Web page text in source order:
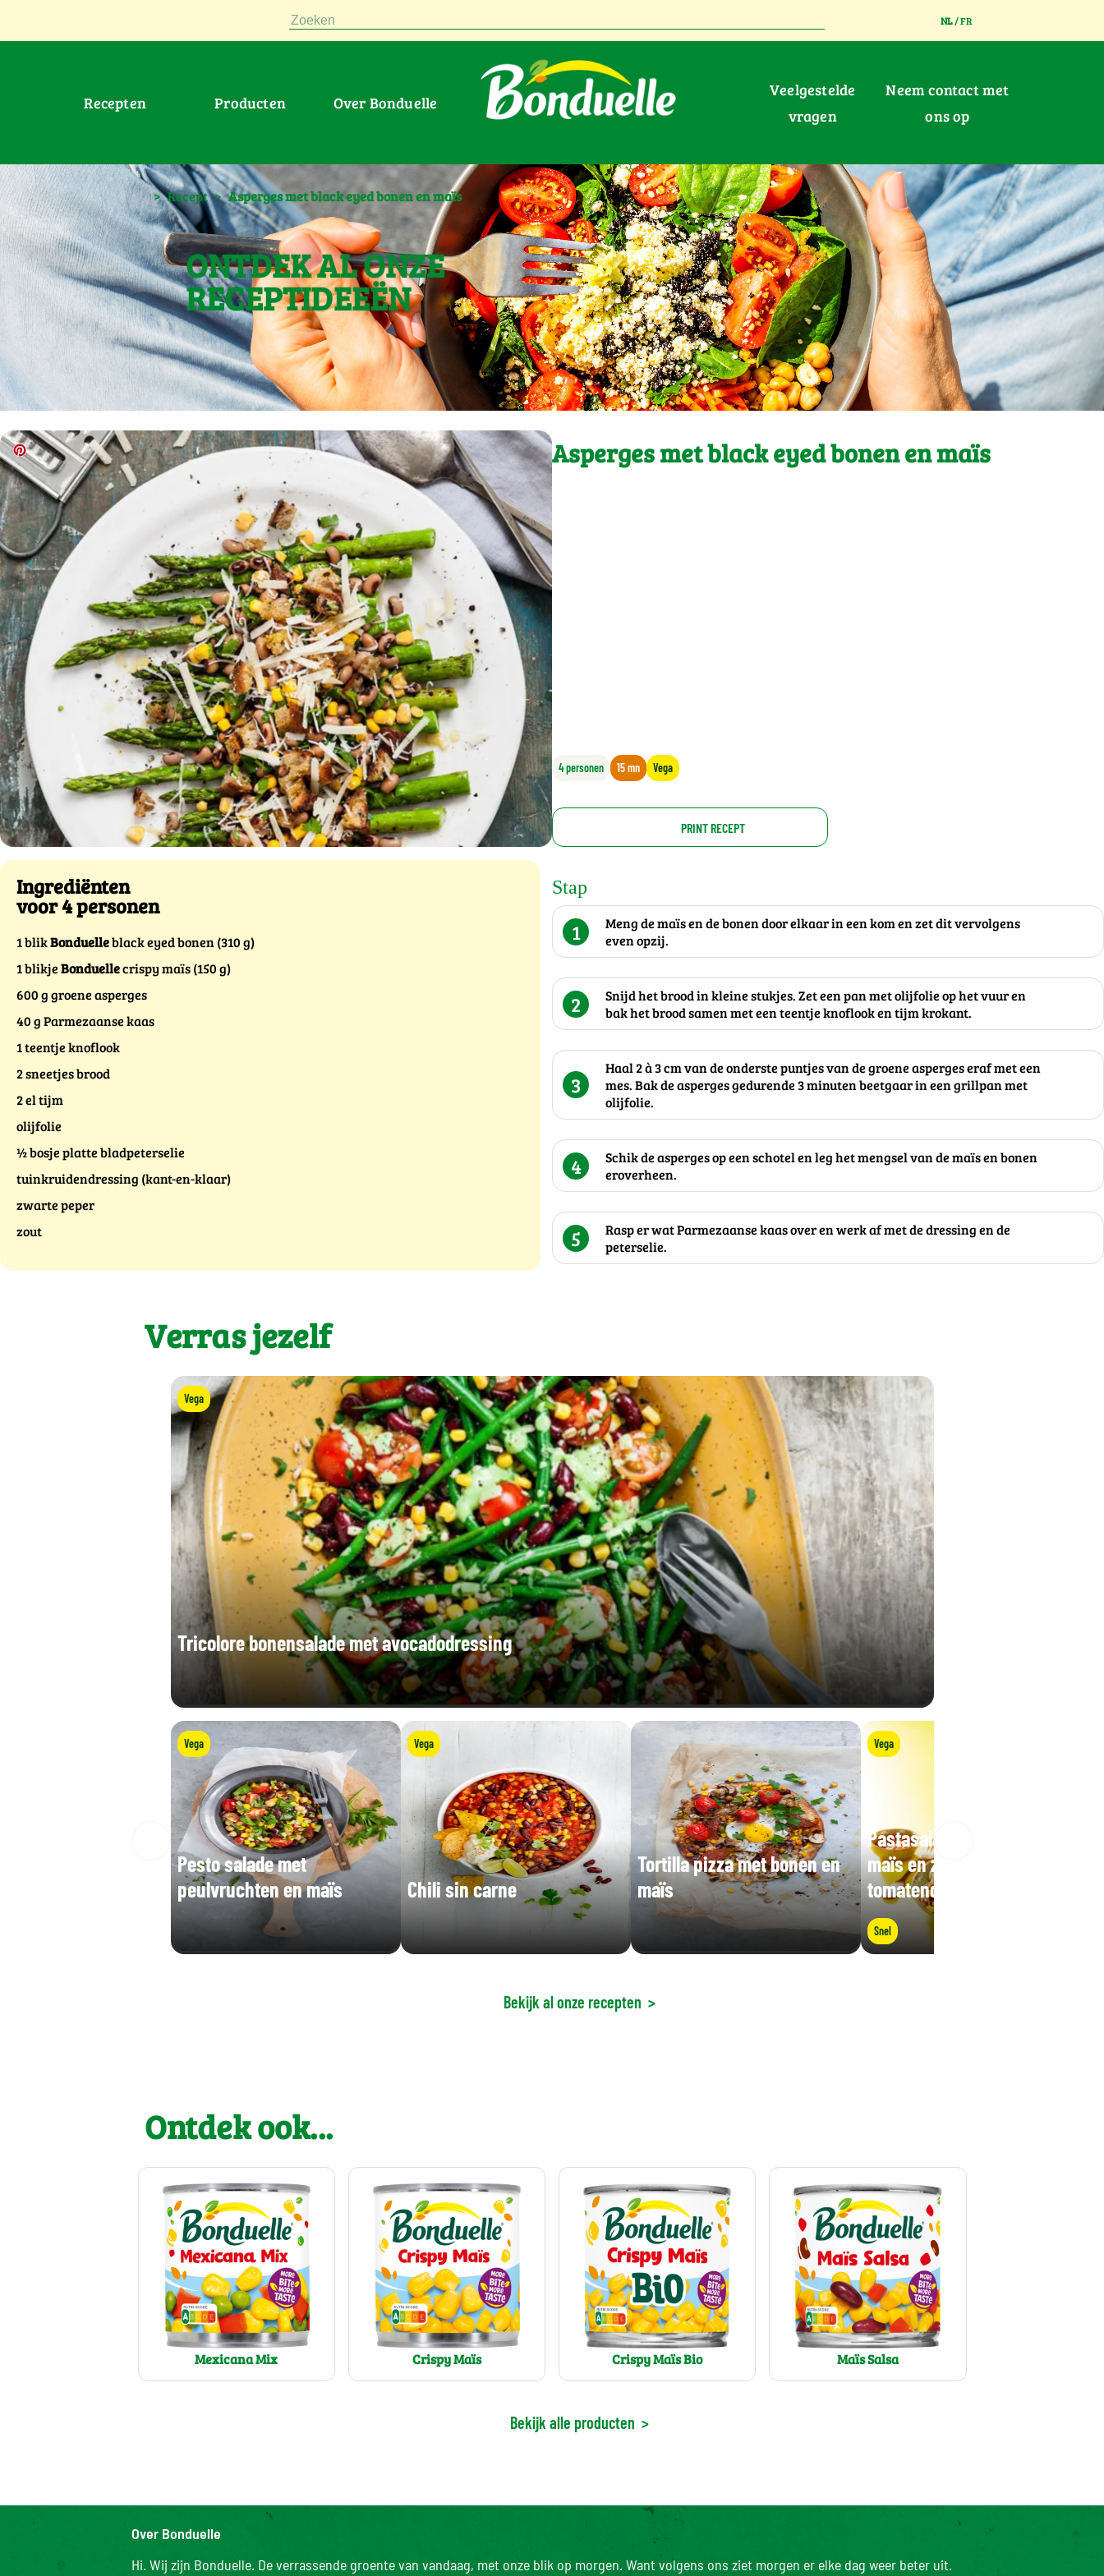
Zoeken NL/FR
Recepten Producten Over Bonduelle
Veelgestelde
vragen
Neem contact met
ons op
> Recept > Asperges met black eyed bonen en maïs
ONTDEK AL ONZE
RECEPTIDEEËN
Asperges met black eyed bonen en maïs
4 personen 15 mn Vega
PRINT RECEPT
Ingrediënten
voor 4 personen
1 blikBonduelleblack eyed bonen (310 g)
1 blikjeBonduellecrispy maïs (150 g)
600 g groene asperges
40 g Parmezaanse kaas
1 teentje knoflook
2 sneetjes brood
2 el tijm
olijfolie
½ bosje platte bladpeterselie
tuinkruidendressing (kant-en-klaar)
zwarte peper
zout
Stap
1
Meng de maïs en de bonen door elkaar in een kom en zet dit vervolgens
even opzij.
2
Snijd het brood in kleine stukjes. Zet een pan met olijfolie op het vuur en
bak het brood samen met een teentje knoflook en tijm krokant.
3
Haal 2 à 3 cm van de onderste puntjes van de groene asperges eraf met een
mes. Bak de asperges gedurende 3 minuten beetgaar in een grillpan met
olijfolie.
4
Schik de asperges op een schotel en leg het mengsel van de maïs en bonen
eroverheen.
5
Rasp er wat Parmezaanse kaas over en werk af met de dressing en de
peterselie.
Verras jezelf
Vega
Tricolore bonensalade met avocadodressing
Vega
Pesto salade met
peulvruchten en maïs
Vega
Chili sin carne
Tortilla pizza met bonen en
maïs
Vega
Pastasalade met mozzarella,
maïs en zongedroogde
tomatendressing
Snel
Bekijk al onze recepten >
Ontdek ook...
Mexicana Mix Crispy Maïs Crispy Maïs Bio Maïs Salsa
Bekijk alle producten >
Over Bonduelle
Hi. Wij zijn Bonduelle. De verrassende groente van vandaag, met onze blik op morgen. Want volgens ons ziet morgen er elke dag weer beter uit.